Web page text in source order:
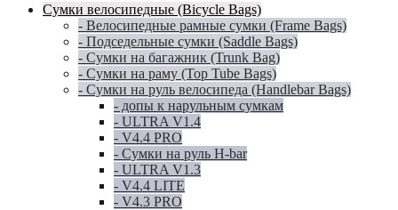
Сумки велосипедные (Bicycle Bags)
- Велосипедные рамные сумки (Frame Bags)
- Подседельные сумки (Saddle Bags)
- Сумки на багажник (Trunk Bag)
- Сумки на раму (Top Tube Bags)
- Сумки на руль велосипеда (Handlebar Bags)
- допы к нарульным сумкам
- ULTRA V1.4
- V4.4 PRO
- Сумки на руль H-bar
- ULTRA V1.3
- V4.4 LITE
- V4.3 PRO